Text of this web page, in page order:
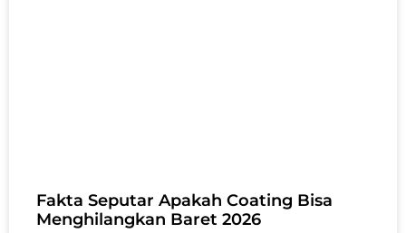
Fakta Seputar Apakah Coating Bisa
Menghilangkan Baret 2026